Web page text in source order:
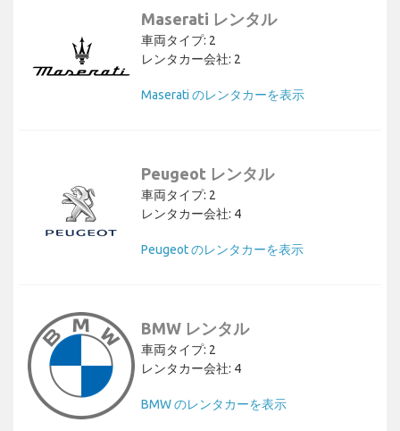
Maserati レンタル
車両タイプ: 2
レンタカー会社: 2
Maserati のレンタカーを表示
Peugeot レンタル
車両タイプ: 2
レンタカー会社: 4
Peugeot のレンタカーを表示
BMW レンタル
車両タイプ: 2
レンタカー会社: 4
BMW のレンタカーを表示